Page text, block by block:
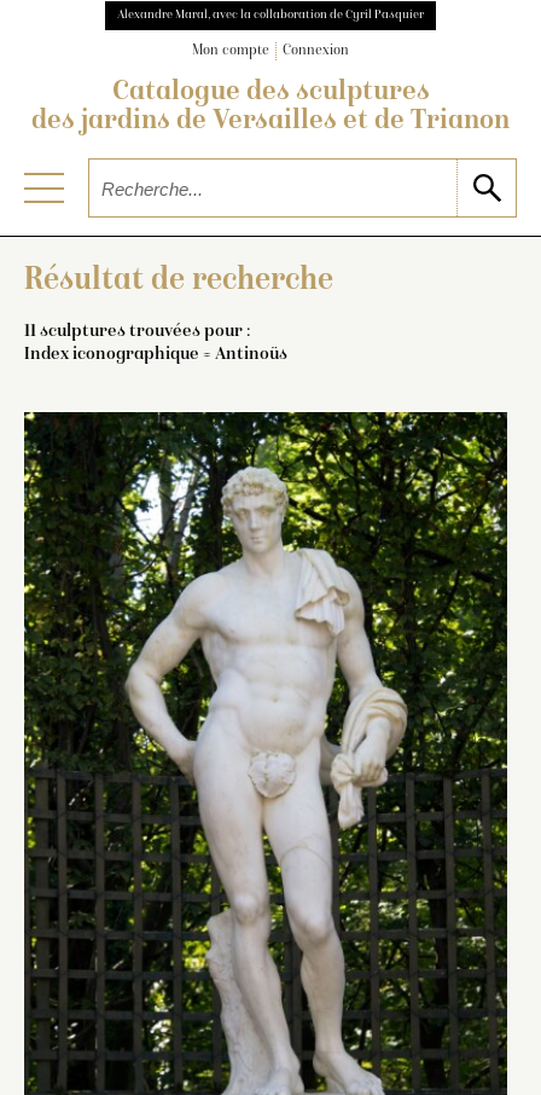
Alexandre Maral, avec la collaboration de Cyril Pasquier
Mon compte Connexion
Catalogue des sculptures
des jardins de Versailles et de Trianon
Résultat de recherche
11 sculptures trouvées pour :
Index iconographique = Antinoüs